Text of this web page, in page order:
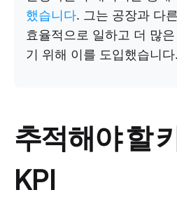
했습니다. 그는 공장과 다
효율적으로 일하고 더 많
기 위해 이를 도입했습니다.
추적해야 할
KPI